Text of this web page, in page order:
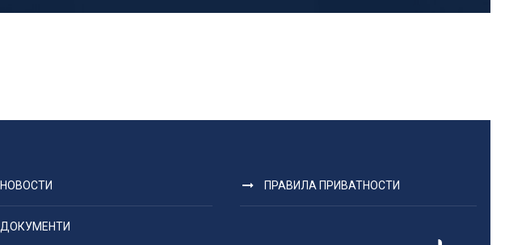
НОВОСТИ
ДОКУМЕНТИ
ПРАВИЛА ПРИВАТНОСТИ